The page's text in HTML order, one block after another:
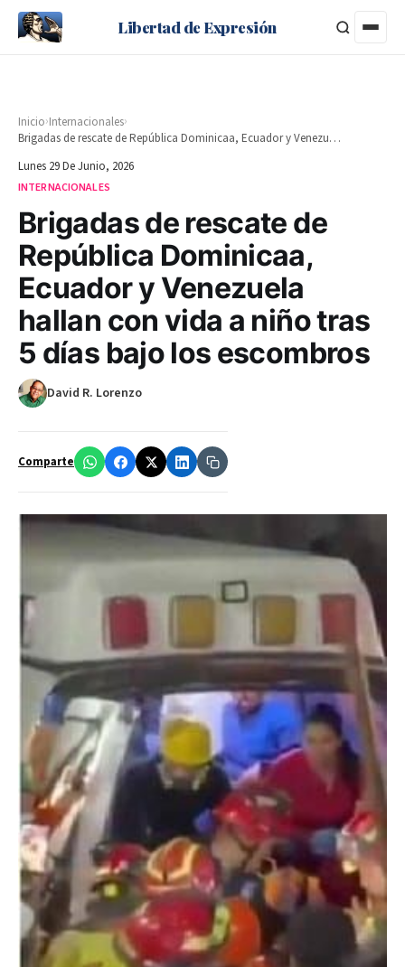
Libertad de Expresión
Inicio›Internacionales›
Brigadas de rescate de República Dominicaa, Ecuador y Venezuela hallan con vida a niño tras 5 días bajo los escombros
Lunes 29 De Junio, 2026
INTERNACIONALES
Brigadas de rescate de
República Dominicaa,
Ecuador y Venezuela
hallan con vida a niño tras
5 días bajo los escombros
David R. Lorenzo
Comparte